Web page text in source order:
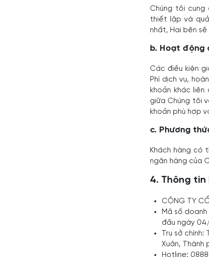
Chúng tôi cung
thiết lập và
nhất, Hai bên
b. Hoạt động
Các điều kiện
Phí dịch vụ,
khoản khác
giữa Chúng tôi
khoản phù hợp
c. Phương
Khách hàng có
ngân hàng của
4. Thông tin
CÔNG TY
Mã số
đầu ngày
Trụ sở
Xuân, Thành
Hotline: